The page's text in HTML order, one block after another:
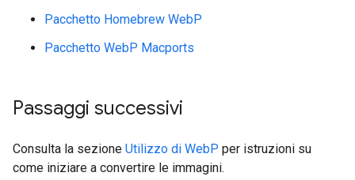
Pacchetto Homebrew WebP
Pacchetto WebP Macports
Passaggi successivi
Consulta la sezione Utilizzo di WebP per istruzioni su
come iniziare a convertire le immagini.